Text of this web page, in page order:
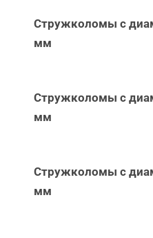
Стружколомы с
мм
Стружколомы с
мм
Стружколомы с
мм